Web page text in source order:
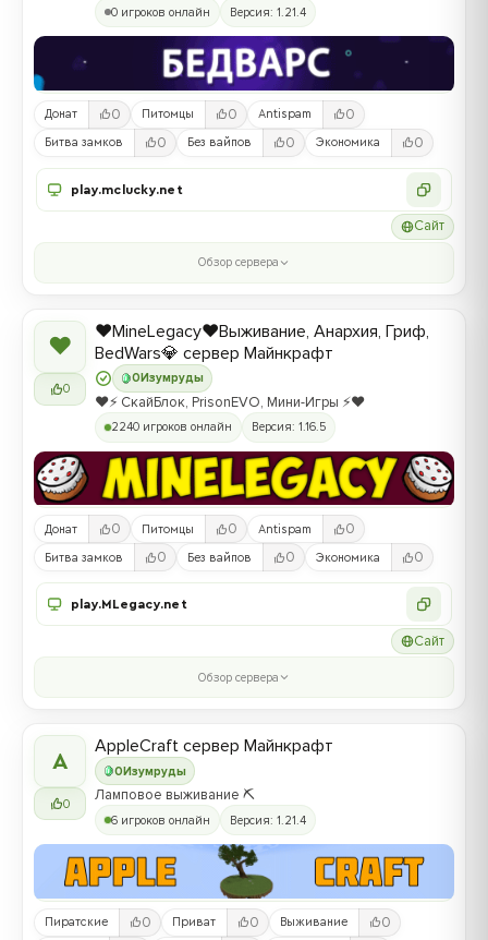
0 игроков онлайн Версия: 1.21.4
Донат 0 Питомцы 0 Antispam 0
Битва замков 0 Без вайпов 0 Экономика 0
play.mclucky.net
Сайт
Обзор сервера
❤
0
0 Изумруды
❤️MineLegacy❤️Выживание, Анархия, Гриф,
BedWars💎 сервер Майнкрафт
❤️⚡️ СкайБлок, PrisonEVO, Мини-Игры ⚡️❤️
2240 игроков онлайн Версия: 1.16.5
Донат 0 Питомцы 0 Antispam 0
Битва замков 0 Без вайпов 0 Экономика 0
play.MLegacy.net
Сайт
Обзор сервера
A
0
0Изумруды
AppleCraft сервер Майнкрафт
Ламповое выживание ⛏️
6 игроков онлайн Версия: 1.21.4
Пиратские 0 Приват 0 Выживание 0